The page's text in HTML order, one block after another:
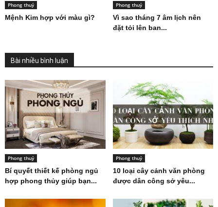
Phong thuỷ
Mệnh Kim hợp với màu gì?
Phong thuỷ
Vì sao tháng 7 âm lịch nên
đặt tỏi lên ban...
Bài nhiều bình luận
Phong thuỷ
Bí quyết thiết kế phòng ngủ
hợp phong thủy giúp bạn...
Phong thuỷ
10 loại cây cảnh văn phòng
được dân công sở yêu...